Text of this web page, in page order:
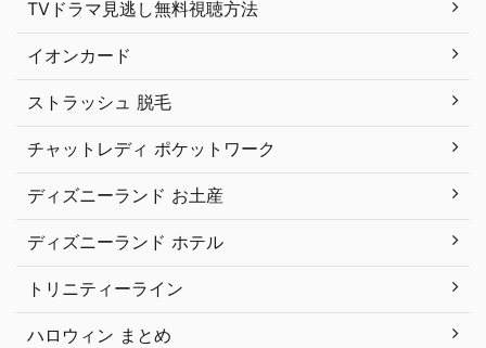
TVドラマ見逃し無料視聴方法
イオンカード
ストラッシュ 脱毛
チャットレディ ポケットワーク
ディズニーランド お土産
ディズニーランド ホテル
トリニティーライン
ハロウィン まとめ